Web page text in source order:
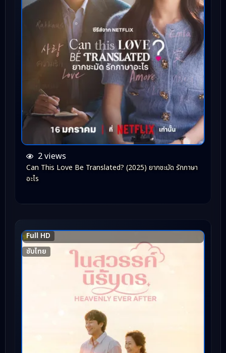
2 views
Can This Love Be Translated? (2025) ยากชะมัด รักภาษา
อะไร
Full HD
ซับไทย
7.4